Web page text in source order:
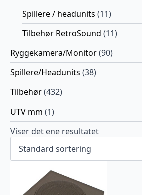
Spillere / headunits (11)
Tilbehør RetroSound (11)
Ryggekamera/Monitor(90)
Spillere/Headunits (38)
Tilbehør(432)
UTV mm (1)
Viser det ene resultatet